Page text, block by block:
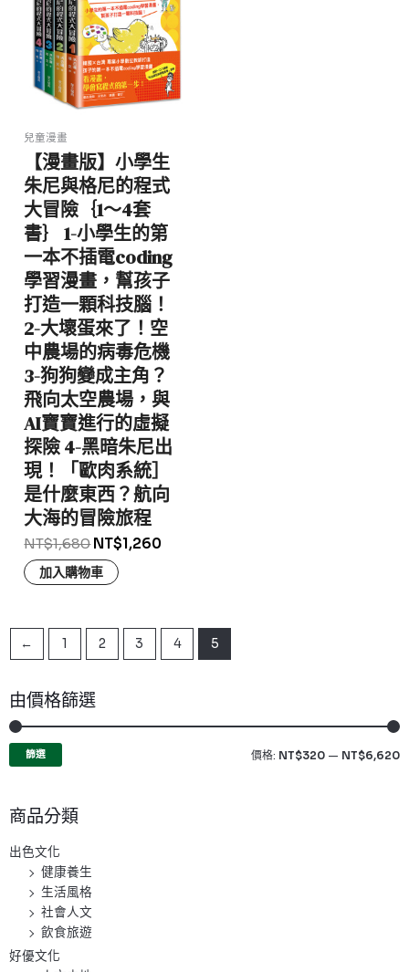
由價格篩選
低
價
高
價
篩選 價格: NT$320 — NT$6,620
商品分類
出色文化
健康養生
生活風格
社會人文
飲食旅遊
好優文化
兒童漫畫
【漫畫版】小學生
朱尼與格尼的程式
大冒險｛1～4套
書｝ 1-小學生的第
一本不插電coding
學習漫畫，幫孩子
打造一顆科技腦！
2-大壞蛋來了！空
中農場的病毒危機
3-狗狗變成主角？
飛向太空農場，與
AI寶寶進行的虛擬
探險 4-黑暗朱尼出
現！「歐肉系統］
是什麼東西？航向
大海的冒險旅程
NT$1,680 NT$1,260
加入購物車
← 1 2 3 4 5